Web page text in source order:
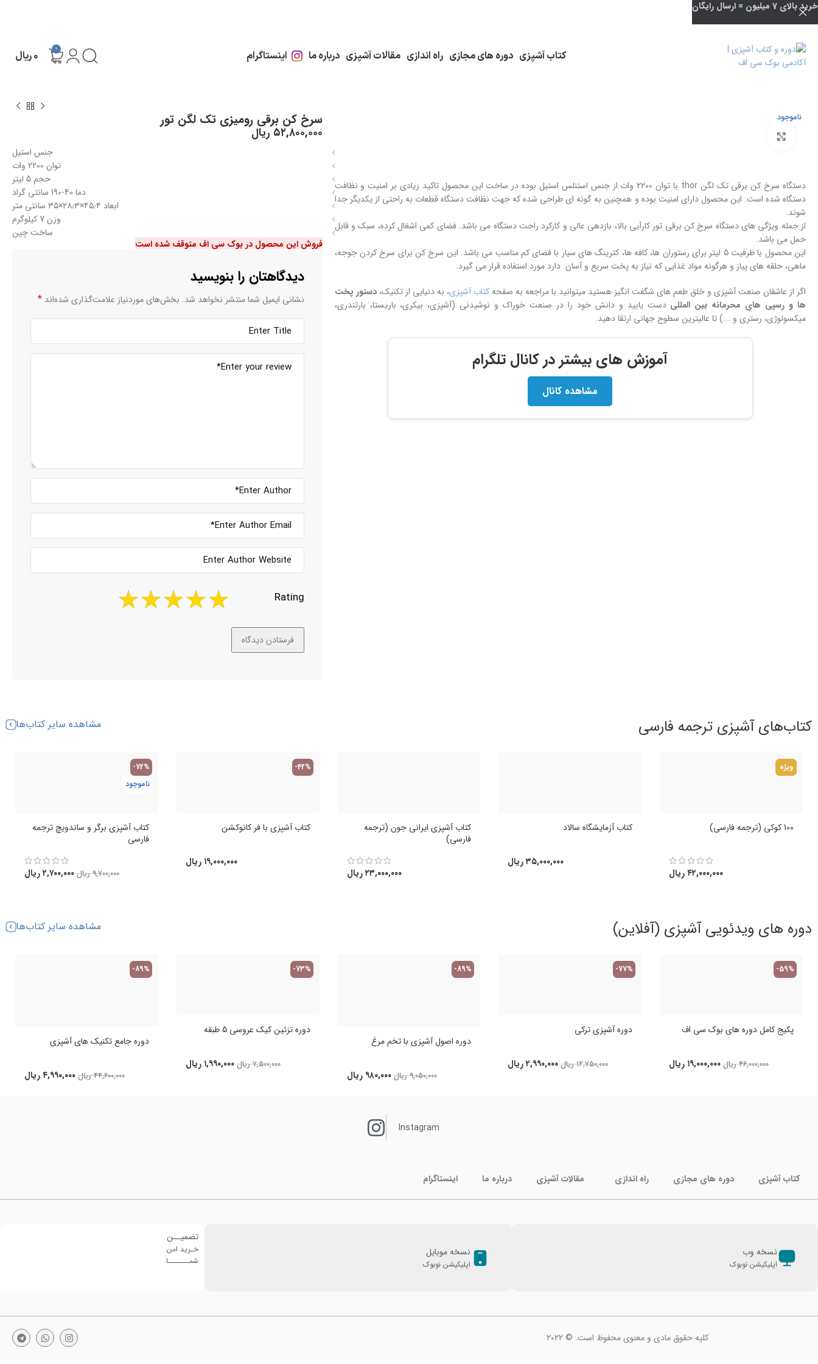
کتاب آشپزی دوره های مجازی راه اندازی مقالات آشپزی درباره ما اینستاگرام 0 ۰ریال
ناموجود
دستگاه سرخ کن برقی تک لگن thor با توان 2200 وات از جنس استنلس استیل بوده در ساخت این محصول تاکید زیادی بر امنیت و نظافت
دستگاه شده است. این محصول دارای امنیت بوده و همچنین به گونه ای طراحی شده که جهت نظافت دستگاه قطعات به راحتی از یکدیگر جدا
شوند.
از جمله ویژگی های دستگاه سرخ کن برقی تور کارآیی بالا، بازدهی عالی و کارکرد راحت دستگاه می باشد. فضای کمی اشغال کرده، سبک و قابل
حمل می باشد.
این محصول با ظرفیت 5 لیتر برای رستوران ها، کافه ها، کترینگ های سیار با فضای کم مناسب می باشد. این سرخ کن برای سرخ کردن جوجه،
ماهی، حلقه های پیاز و هرگونه مواد غذایی که نیاز به پخت سریع و آسان دارد مورد استفاده قرار می گیرد.
اگر از عاشقان صنعت آشپزی و خلق طعم های شگفت انگیز هستید میتوانید با مراجعه به صفحهکتاب آشپزی، به دنیایی از تکنیک،دستور پخت
ها و رسپی های محرمانه بین المللی دست یابید و دانش خود را در صنعت خوراک و نوشیدنی (آشپزی، بیکری، باریستا، بارتندری،
میکسولوژی، رستری و ...) تا عالیترین سطوح جهانی ارتقا دهید.
آموزش های بیشتر در کانال تلگرام
مشاهده کانال
سرخ کن برقی رومیزی تک لگن تور
۵۲,۸۰۰,۰۰۰ ریال
جنس استیل
توان 2200 وات
حجم 5 لیتر
دما 40-190 سانتی گراد
ابعاد ۴۵٫۴×۲۸٫۳×۳۵ سانتی متر
وزن 7 کیلوگرم
ساخت چین
فروش این محصول در بوک سی اف متوقف شده است
دیدگاهتان را بنویسید
نشانی ایمیل شما منتشر نخواهد شد. بخش‌های موردنیاز علامت‌گذاری شده‌اند*
Rating
کتاب‌های آشپزی ترجمه فارسی مشاهده سایر کتاب‌ها
ویژه
100 کوکی (ترجمه فارسی)
۴۲,۰۰۰,۰۰۰ریال
کتاب آزمایشگاه سالاد
۳۵,۰۰۰,۰۰۰ ریال
کتاب آشپزی ایرانی جون (ترجمه
فارسی)
۲۳,۰۰۰,۰۰۰ریال
-42%
کتاب آشپزی با فر کانوکشن
۱۹,۰۰۰,۰۰۰ ریال
-72%
ناموجود
کتاب آشپزی برگر و ساندویچ ترجمه
فارسی
۹,۷۰۰,۰۰۰ ریال ۲,۷۰۰,۰۰۰ریال
دوره های ویدئویی آشپزی (آفلاین) مشاهده سایر کتاب‌ها
-59%
پکیج کامل دوره های بوک سی اف
۴۶,۰۰۰,۰۰۰ ریال ۱۹,۰۰۰,۰۰۰ ریال
-77%
دوره آشپزی ترکی
۱۲,۷۵۰,۰۰۰ ریال ۲,۹۹۰,۰۰۰ ریال
-89%
دوره اصول آشپزی با تخم مرغ
۹,۰۵۰,۰۰۰ ریال ۹۸۰,۰۰۰ ریال
-73%
دوره تزئین کیک عروسی 5 طبقه
۷,۵۰۰,۰۰۰ ریال ۱,۹۹۰,۰۰۰ ریال
-89%
دوره جامع تکنیک های آشپزی
۴۴,۶۰۰,۰۰۰ ریال ۴,۹۹۰,۰۰۰ریال
Instagram
کتاب آشپزی دوره های مجازی راه اندازی مقالات آشپزی درباره ما اینستاگرام
نسخه وب
اپلیکیشن نوبوک
نسخه موبایل
اپلیکیشن نوبوک
تضمیــن
خـرید امن
شمـــــــا
کلیه حقوق مادی و معنوی محفوظ است. © 2022
خرید بالای 7 میلیون = ارسال رایگان